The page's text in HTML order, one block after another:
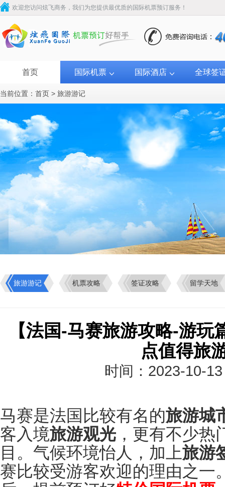
欢迎您访问炫飞商务，我们为您提供最优质的国际机票预订服务！
首页 国际机票 国际酒店 全球签
当前位置： 首页 > 旅游游记
旅游游记 机票攻略 签证攻略 留学天地
【法国-马赛旅游攻略-游
点值得旅
时间：2023-10-
马赛是法国比较有名的旅游城
客入境旅游观光 ，更有不少
目。气候环境怡人，加上旅游
赛比较受游客欢迎的理由之一